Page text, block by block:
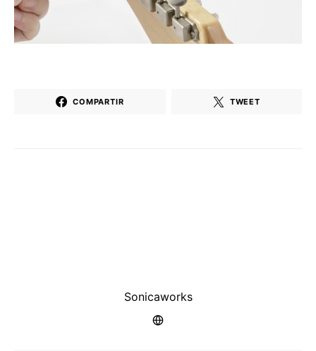
COMPARTIR TWEET
Sonicaworks